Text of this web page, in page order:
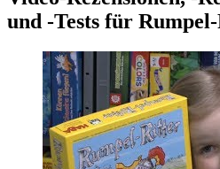
und -Tests für